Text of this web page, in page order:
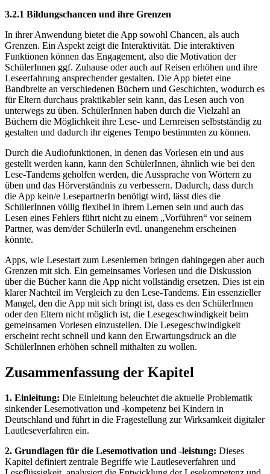
3.2.1 Bildungschancen und ihre Grenzen
In ihrer Anwendung bietet die App sowohl Chancen, als auch
Grenzen. Ein Aspekt zeigt die Interaktivität. Die interaktiven
Funktionen können das Engagement, also die Motivation der
SchülerInnen ggf. Zuhause oder auch auf Reisen erhöhen und ihre
Leseerfahrung ansprechender gestalten. Die App bietet eine
Bandbreite an verschiedenen Büchern und Geschichten, wodurch es
für Eltern durchaus praktikabler sein kann, das Lesen auch von
unterwegs zu üben. SchülerInnen haben durch die Vielzahl an
Büchern die Möglichkeit ihre Lese- und Lernreisen selbstständig zu
gestalten und dadurch ihr eigenes Tempo bestimmten zu können.
Durch die Audiofunktionen, in denen das Vorlesen ein und aus
gestellt werden kann, kann den SchülerInnen, ähnlich wie bei den
Lese-Tandems geholfen werden, die Aussprache von Wörtern zu
üben und das Hörverständnis zu verbessern. Dadurch, dass durch
die App kein/e LesepartnerIn benötigt wird, lässt dies die
SchülerInnen völlig flexibel in ihrem Lernen sein und auch das
Lesen eines Fehlers führt nicht zu einem „Vorführen“ vor seinem
Partner, was dem/der SchülerIn evtl. unangenehm erscheinen
könnte.
Apps, wie Lesestart zum Lesenlernen bringen dahingegen aber auch
Grenzen mit sich. Ein gemeinsames Vorlesen und die Diskussion
über die Bücher kann die App nicht vollständig ersetzen. Dies ist ein
klarer Nachteil im Vergleich zu den Lese-Tandems. Ein essenzieller
Mangel, den die App mit sich bringt ist, dass es den SchülerInnen
oder den Eltern nicht möglich ist, die Lesegeschwindigkeit beim
gemeinsamen Vorlesen einzustellen. Die Lesegeschwindigkeit
erscheint recht schnell und kann den Erwartungsdruck an die
SchülerInnen erhöhen schnell mithalten zu wollen.
Zusammenfassung der Kapitel
1. Einleitung: Die Einleitung beleuchtet die aktuelle Problematik
sinkender Lesemotivation und -kompetenz bei Kindern in
Deutschland und führt in die Fragestellung zur Wirksamkeit digitaler
Lautleseverfahren ein.
2. Grundlagen für die Lesemotivation und -leistung: Dieses
Kapitel definiert zentrale Begriffe wie Lautleseverfahren und